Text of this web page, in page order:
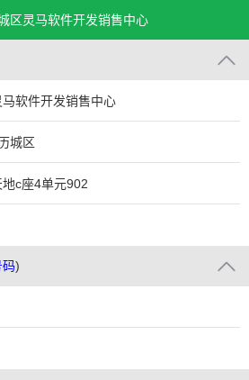
区灵马软件开发销售中心
软件开发销售中心
城区
c座4单元902
码)